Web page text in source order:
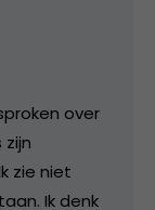
over
zie niet
Ik denk